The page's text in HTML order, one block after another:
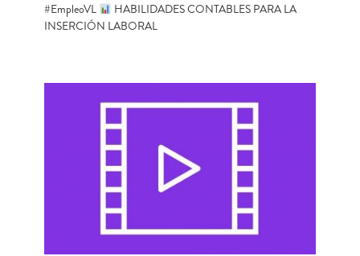
#EmpleoVL
HABILIDADES CONTABLES PARA LA
INSERCIÓN LABORAL